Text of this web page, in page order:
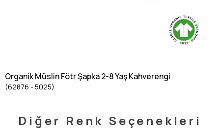
Organik Müslin Fötr Şapka 2-8 Yaş Kahverengi
(62876 - 5025)
Diğer Renk Seçenekleri